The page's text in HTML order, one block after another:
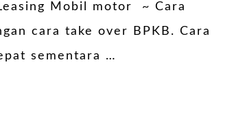
Mobil motor ~ Cara
cara take over BPKB. Cara
sementara …